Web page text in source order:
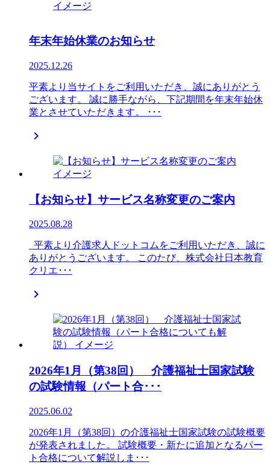
年末年始休業のお知らせ
2025.12.26
平素より当サイトをご利用いただき、誠にありがとう
ございます。 誠に勝手ながら、下記期間を年末年始休
業とさせていただきます。 ･･･

【お知らせ】サービス名称変更のご案内
2025.08.28
平素より介護求人ドットコムをご利用いただき、誠に
ありがとうございます。 このたび、株式会社日本教育
クリエ･･･

2026年1月（第38回） 介護福祉士国家試験
の試験情報（パート合･･･
2025.06.02
2026年1月（第38回）の介護福祉士国家試験の試験概要
が発表されました。 試験概要・新たに追加となるパー
ト合格について解説しま･･･